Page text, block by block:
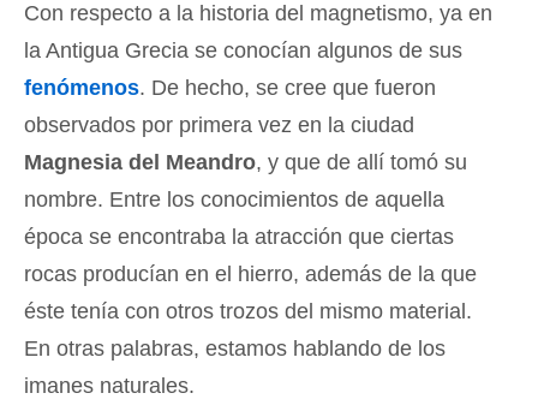
Con respecto a la historia del magnetismo, ya en
la Antigua Grecia se conocían algunos de sus
fenómenos. De hecho, se cree que fueron
observados por primera vez en la ciudad
Magnesia del Meandro, y que de allí tomó su
nombre. Entre los conocimientos de aquella
época se encontraba la atracción que ciertas
rocas producían en el hierro, además de la que
éste tenía con otros trozos del mismo material.
En otras palabras, estamos hablando de los
imanes naturales.